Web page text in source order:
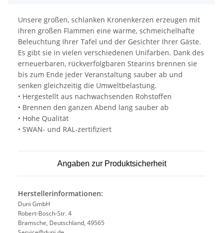
Unsere großen, schlanken Kronenkerzen erzeugen mit
ihren großen Flammen eine warme, schmeichelhafte
Beleuchtung Ihrer Tafel und der Gesichter Ihrer Gäste.
Es gibt sie in vielen verschiedenen Unifarben. Dank des
erneuerbaren, rückverfolgbaren Stearins brennen sie
bis zum Ende jeder Veranstaltung sauber ab und
senken gleichzeitig die Umweltbelastung.
• Hergestellt aus nachwachsenden Rohstoffen
• Brennen den ganzen Abend lang sauber ab
• Hohe Qualität
• SWAN- und RAL-zertifiziert
Angaben zur Produktsicherheit
Herstellerinformationen:
Duni GmbH
Robert-Bosch-Str. 4
Bramsche, Deutschland, 49565